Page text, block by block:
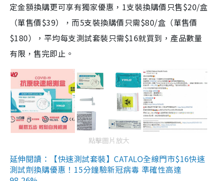
定金額換購更可享有獨家優惠，1支裝換購價只售$20/盒
（單售價$39），而5支裝換購價只需$80/盒（單售價
$180），平均每支測試套裝只需$16就買到，產品數量
有限，售完即止。
點擊圖片放大
延伸閱讀：【快速測試套裝】CATALO全線門市$16快速
測試劑換購優惠！15分鐘驗新冠病毒 準確性高達